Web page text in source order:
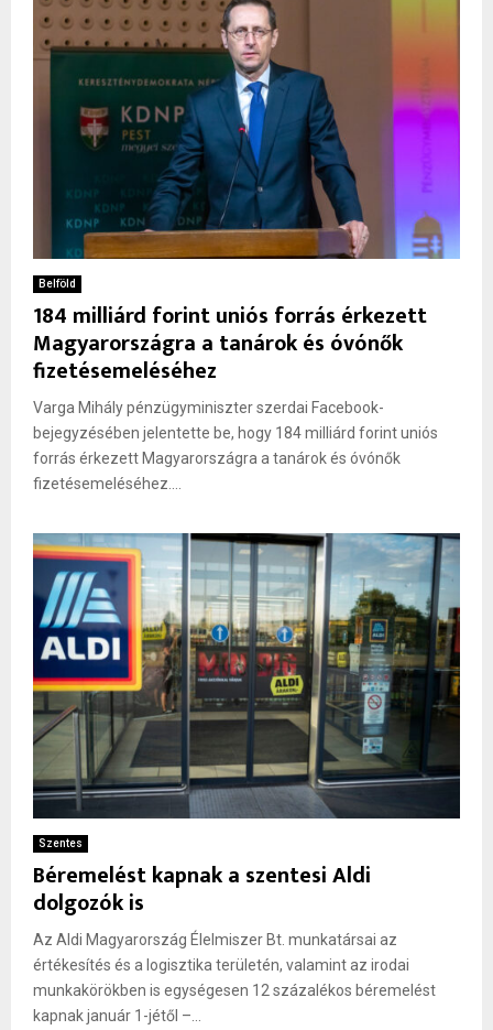
Belföld
184 milliárd forint uniós forrás érkezett
Magyarországra a tanárok és óvónők
fizetésemeléséhez
Varga Mihály pénzügyminiszter szerdai Facebook-
bejegyzésében jelentette be, hogy 184 milliárd forint uniós
forrás érkezett Magyarországra a tanárok és óvónők
fizetésemeléséhez....
Szentes
Béremelést kapnak a szentesi Aldi
dolgozók is
Az Aldi Magyarország Élelmiszer Bt. munkatársai az
értékesítés és a logisztika területén, valamint az irodai
munkakörökben is egységesen 12 százalékos béremelést
kapnak január 1-jétől –...